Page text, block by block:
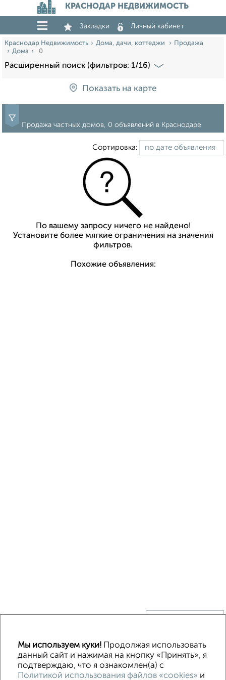
КРАСНОДАР НЕДВИЖИМОСТЬ
Закладки Личный кабинет
Краснодар Недвижимость Дома, дачи, коттеджи
Продажа
Дома
0
Расширенный поиск (фильтров: 1/16)
Показать на карте
Продажа частных домов, 0 объявлений в Краснодаре
Сортировка:
По вашему запросу ничего не найдено!
Установите более мягкие ограничения на значения
фильтров.
Похожие объявления:
Без посредников В деревне Каркасный
Деревянный
Готовый дом Под ключ Загородный
Мы используем куки!Продолжая использовать
данный сайт и нажимая на кнопку «Принять», я
подтверждаю, что я ознакомлен(а) с
Политикой использования файлов «cookies» и